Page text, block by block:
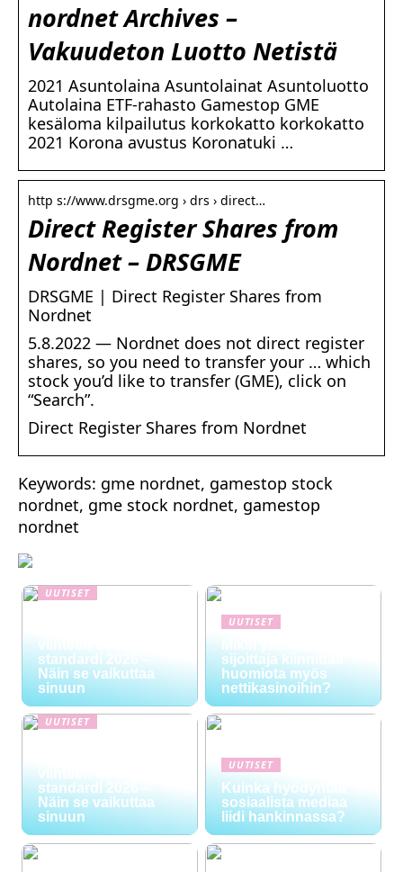
nordnet Archives –
Vakuudeton Luotto Netistä
2021 Asuntolaina Asuntolainat Asuntoluotto
Autolaina ETF-rahasto Gamestop GME
kesäloma kilpailutus korkokatto korkokatto
2021 Korona avustus Koronatuki …
http s://www.drsgme.org › drs › direct…
Direct Register Shares from
Nordnet – DRSGME
DRSGME | Direct Register Shares from
Nordnet
5.8.2022 — Nordnet does not direct register
shares, so you need to transfer your … which
stock you’d like to transfer (GME), click on
“Search”.
Direct Register Shares from Nordnet
Keywords: gme nordnet, gamestop stock
nordnet, gme stock nordnet, gamestop
nordnet
UUTISET
viihteen uusi
standardi 2026 –
Näin se vaikuttaa
sinuun
UUTISET
Miksi yhä useampi
sijoittaja kiinnittää
huomiota myös
nettikasinoihin?
UUTISET
viihteen uusi
standardi 2026 –
Näin se vaikuttaa
sinuun
UUTISET
Kuinka hyödyntää
sosiaalista mediaa
liidi hankinnassa?